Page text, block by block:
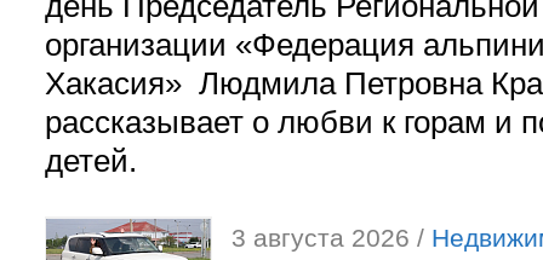
организации «Федерация
Хакасия» Людмила Петровна
рассказывает о любви к горам и
детей.
3 августа 2026 /